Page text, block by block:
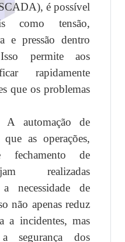
é possível
como tensão,
e pressão dentro
permite aos
rapidamente
que os problemas
A automação de
que as operações,
fechamento de
realizadas
necessidade de
não apenas reduz
a incidentes, mas
segurança dos